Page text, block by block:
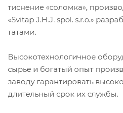
тиснение «соломка»,
«Svitap J.H.J. spol. s.r.o.»
татами.
Высокотехнологичное
сырье и богатый опыт
заводу гарантировать
длительный срок их службы.